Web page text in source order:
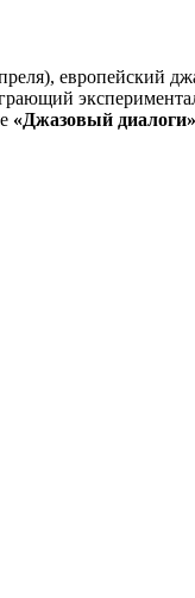
европейский
«Джазовый